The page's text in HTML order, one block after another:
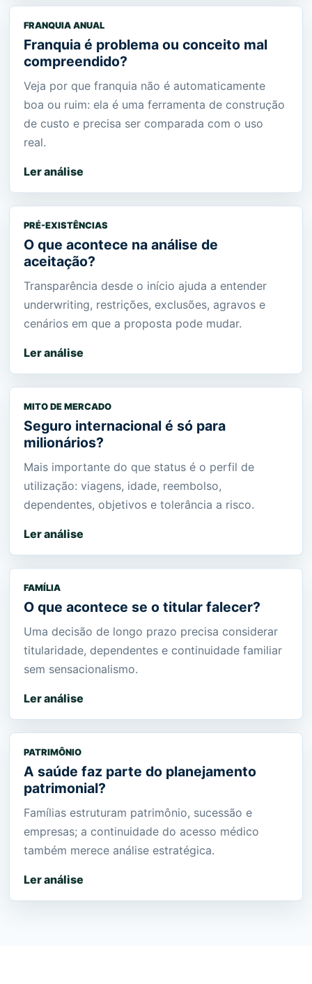
FRANQUIA ANUAL
Franquia é problema ou conceito mal
compreendido?
Veja por que franquia não é automaticamente
boa ou ruim: ela é uma ferramenta de construção
de custo e precisa ser comparada com o uso
real.
Ler análise
PRÉ-EXISTÊNCIAS
O que acontece na análise de
aceitação?
Transparência desde o início ajuda a entender
underwriting, restrições, exclusões, agravos e
cenários em que a proposta pode mudar.
Ler análise
MITO DE MERCADO
Seguro internacional é só para
milionários?
Mais importante do que status é o perfil de
utilização: viagens, idade, reembolso,
dependentes, objetivos e tolerância a risco.
Ler análise
FAMÍLIA
O que acontece se o titular falecer?
Uma decisão de longo prazo precisa considerar
titularidade, dependentes e continuidade familiar
sem sensacionalismo.
Ler análise
PATRIMÔNIO
A saúde faz parte do planejamento
patrimonial?
Famílias estruturam patrimônio, sucessão e
empresas; a continuidade do acesso médico
também merece análise estratégica.
Ler análise